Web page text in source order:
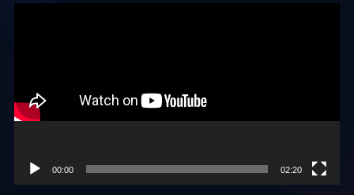
00:00 02:20